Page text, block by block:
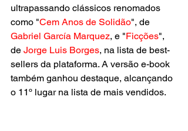
ultrapassando clássicos renomados
como "Cem Anos de Solidão", de
Gabriel García Marquez, e "Ficções",
de Jorge Luis Borges, na lista de best-
sellers da plataforma. A versão e-book
também ganhou destaque, alcançando
o 11º lugar na lista de mais vendidos.